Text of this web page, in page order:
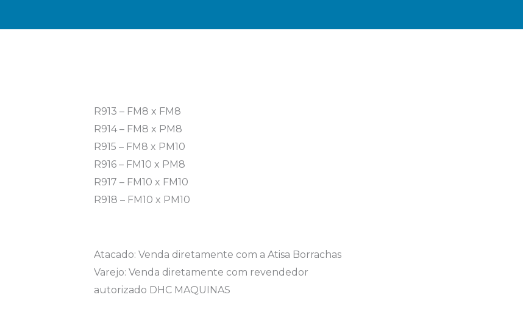
R913 – FM8 x FM8
R914 – FM8 x PM8
R915 – FM8 x PM10
R916 – FM10 x PM8
R917 – FM10 x FM10
R918 – FM10 x PM10
Atacado: Venda diretamente com a Atisa Borrachas
Varejo: Venda diretamente com revendedor
autorizado DHC MAQUINAS